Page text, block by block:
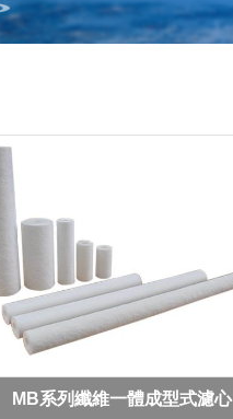
MB系列纖維一體成型式濾心